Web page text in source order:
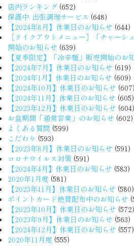
店内ランキング (652)
保護中: 出張調理サービス (648)
【2024年8月】休業日のお知らせ (644)
［テイクアウトメニュー］「チャーシ
開始のお知らせ (639)
【夏季限定】「冷辛麺」販売開始のお
【2024年7月】休業日のお知らせ (619)
【2024年1月】休業日のお知らせ (609)
【2024年10月】休業日のお知らせ (607)
【2024年11月】休業日のお知らせ (605)
【2023年12月】休業日のお知らせ (604)
お盆期間「通常営業」のお知らせ (602)
よくある質問 (599)
こだわり (593)
【2023年8月】休業日のお知らせ (591)
コロナウイルス対策 (591)
【2024年4月】休業日のお知らせ (583)
2020年1月度 (581)
【2023年11月】休業日のお知らせ (580)
ポイントカード絶賛配布中のお知らせ
【2023年10月】休業日のお知らせ (572)
【2023年9月】休業日のお知らせ (563)
【2024年12月】休業日のお知らせ (557)
2020年11月度 (555)